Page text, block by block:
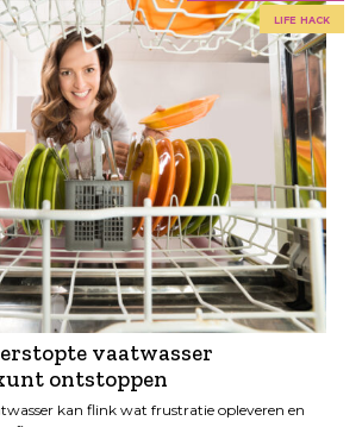
life hack
vaatwasser
ontstoppen
kan flink wat frustratie opleveren en